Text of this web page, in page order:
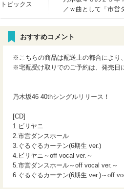
トピックス
／ｗ曲として「市
おすすめコメント
※こちらの商品は配送上の都合により
※宅配受け取りでのご予約は、発売日
乃木坂46 40thシングルリリース！
[CD]
1.ビリヤニ
2.市営ダンスホール
3.ぐるぐるカーテン(6期生 ver.)
4.ビリヤニ～off vocal ver.～
5.市営ダンスホール～off vocal ver.～
6.ぐるぐるカーテン(6期生 ver.)～off